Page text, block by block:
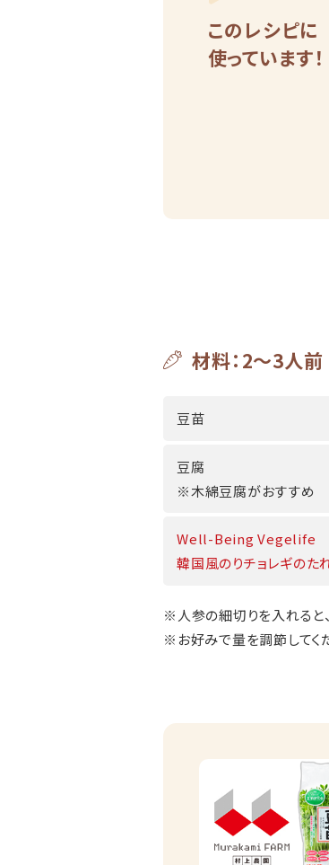
このレシピに
使っています！
材料：2～3人前
豆苗
豆腐
※木綿豆腐がおすすめ
Well-Being Vegelife
韓国風のりチョレギのた
※人参の細切りを入れると
※お好みで量を調節してく